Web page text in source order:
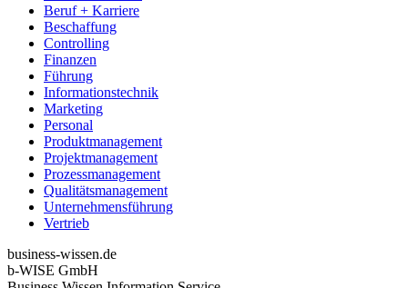
Beruf + Karriere
Beschaffung
Controlling
Finanzen
Führung
Informationstechnik
Marketing
Personal
Produktmanagement
Projektmanagement
Prozessmanagement
Qualitätsmanagement
Unternehmensführung
Vertrieb
business-wissen.de
b-WISE GmbH